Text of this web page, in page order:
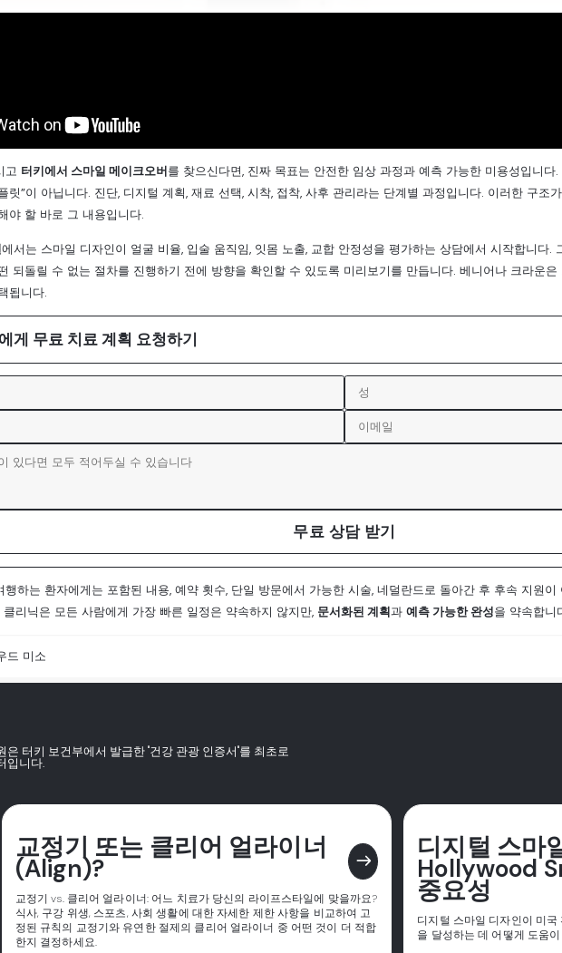
고 터키에서 스마일 메이크오버를 찾으신다면, 진짜 목표는 안전한 임상 과정과 예측 가능한 미용성입니다
릿”이 아닙니다. 진단, 디지털 계획, 재료 선택, 시착, 접착, 사후 관리라는 단계별 과정입니다. 이러한 구조
야 할 바로 그 내용입니다.
에서는 스마일 디자인이 얼굴 비율, 입술 움직임, 잇몸 노출, 교합 안정성을 평가하는 상담에서 시작합니다.
되돌릴 수 없는 절차를 진행하기 전에 방향을 확인할 수 있도록 미리보기를 만듭니다. 베니어나 크라운
됩니다.
게 무료 치료 계획 요청하기
무료 상담 받기
행하는 환자에게는 포함된 내용, 예약 횟수, 단일 방문에서 가능한 시술, 네덜란드로 돌아간 후 후속 지원
리닉은 모든 사람에게 가장 빠른 일정은 약속하지 않지만, 문서화된 계획과예측 가능한 완성을 약속합니
드 미소
은 터키 보건부에서 발급한 "건강 관광 인증서"를 최초로
입니다.
교정기 또는 클리어 얼라이너
(Align)? east
교정기 vs. 클리어 얼라이너: 어느 치료가 당신의 라이프스타일에 맞을까요?
식사, 구강 위생, 스포츠, 사회 생활에 대한 자세한 제한 사항을 비교하여 고
정된 규칙의 교정기와 유연한 절제의 클리어 얼라이너 중 어떤 것이 더 적합
한지 결정하세요.
디지털 스마
Hollywood
중요성
디지털 스마일 디자인이 미
을 달성하는 데 어떻게 도움